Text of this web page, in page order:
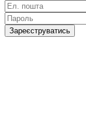
Зареєструватись